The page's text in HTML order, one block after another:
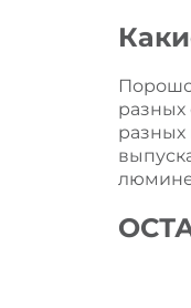
разных
разных